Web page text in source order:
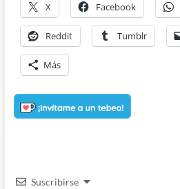
X Facebook
Reddit Tumblr
Más
Suscribirse